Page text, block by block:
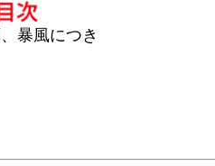
暴風につき